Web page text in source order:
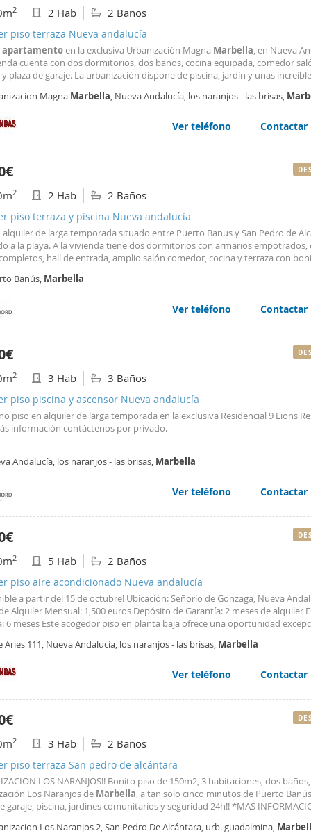
2 2 Hab 2 Baños
piso terraza Nueva andalucía
apartamentoen la exclusiva Urbanización Magna Marbella, en Nueva
cuenta con dos dormitorios, dos baños, cocina equipada, comedor
plaza de garaje. La urbanización dispone de piscina, jardín y unas
este inmueble, se requiere documentación laboral que demuestre
Magna Marbella, Nueva Andalucía, los naranjos - las brisas,
Ver teléfono Contactar
2 2 Hab 2 Baños
piso terraza y piscina Nueva andalucía
alquiler de larga temporada situado entre Puerto Banus y San Pedro de
a la playa. A la vivienda tiene dos dormitorios con armarios empotrados,
hall de entrada, amplio salón comedor, cocina y terraza con
con seguridad, piscinas, jardines comunitarios. Para reservas online o para
llámenos hoy por teléfono al + 34675980385 o también nos puede
o a través del anuncio.
Banús, Marbella
Ver teléfono Contactar
2 3 Hab 3 Baños
piso piscina y ascensor Nueva andalucía
piso en alquiler de larga temporada en la exclusiva Residencial 9 Lions
información contáctenos por privado.
Andalucía, los naranjos - las brisas, Marbella
Ver teléfono Contactar
2 5 Hab 2 Baños
piso aire acondicionado Nueva andalucía
a partir del 15 de octubre! Ubicación: Señorío de Gonzaga, Nueva
Alquiler Mensual: 1,500 euros Depósito de Garantía: 2 meses de alquiler
6 meses Este acogedor piso en planta baja ofrece una oportunidad
perfecto para una pareja o una pequeña familia que busca comodidad y
comunitaria para refrescarte en los días soleados. Garaje privado para tu
es conocida por su ambiente apacible y su entorno natural. Estás a solo
de golf de renombre, centros comerciales, restaurantes y otras
mensual es de 1,500 euros, con un adelanto de 6 meses y 2 meses de
Si estás buscando un lugar tranquilo con espacio al aire libre y comodidades
este piso es la elección perfecta. ¡No dudes en ponerte en contacto con
detalles o para programar una visita!
Aries 111, Nueva Andalucía, los naranjos - las brisas, Marbella
Ver teléfono Contactar
2 3 Hab 2 Baños
piso terraza San pedro de alcántara
LOS NARANJOS!! Bonito piso de 150m2, 3 habitaciones, dos
Los Naranjos de Marbella, a tan solo cinco minutos de Puerto
garaje, piscina, jardines comunitarios y seguridad 24h!! *MAS
Los Naranjos 2, San Pedro De Alcántara, urb. guadalmina,